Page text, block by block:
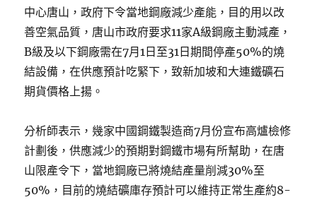
中心唐山，政府下令當地鋼廠減少產能，目的用以改
善空氣品質，唐山市政府要求11家A級鋼廠主動減產，
B級及以下鋼廠需在7月1日至31日期間停產50%的燒
結設備，在供應預計吃緊下，致新加坡和大連鐵礦石
期貨價格上揚。
分析師表示，幾家中國鋼鐵製造商7月份宣布高爐檢修
計劃後，供應減少的預期對鋼鐵市場有所幫助，在唐
山限產令下，當地鋼廠已將燒結產量削減30%至
50%，目前的燒結礦庫存預計可以維持正常生產約8-